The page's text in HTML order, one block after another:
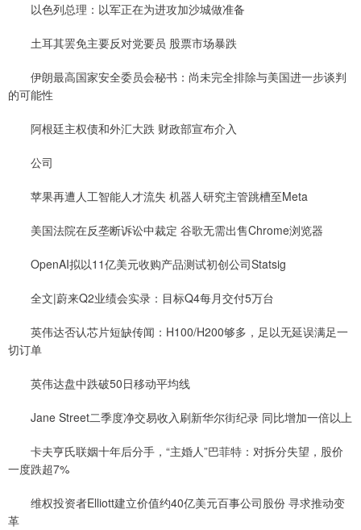
以色列总理：以军正在为进攻加沙城做准备
土耳其罢免主要反对党要员 股票市场暴跌
伊朗最高国家安全委员会秘书：尚未完全排除与美国进一步谈判
的可能性
阿根廷主权债和外汇大跌 财政部宣布介入
公司
苹果再遭人工智能人才流失 机器人研究主管跳槽至Meta
美国法院在反垄断诉讼中裁定 谷歌无需出售Chrome浏览器
OpenAI拟以11亿美元收购产品测试初创公司Statsig
全文|蔚来Q2业绩会实录：目标Q4每月交付5万台
英伟达否认芯片短缺传闻：H100/H200够多，足以无延误满足一
切订单
英伟达盘中跌破50日移动平均线
Jane Street二季度净交易收入刷新华尔街纪录 同比增加一倍以上
卡夫亨氏联姻十年后分手，“主婚人”巴菲特：对拆分失望，股价
一度跌超7%
维权投资者Elliott建立价值约40亿美元百事公司股份 寻求推动变
革